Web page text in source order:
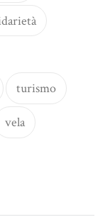
turismo
vela